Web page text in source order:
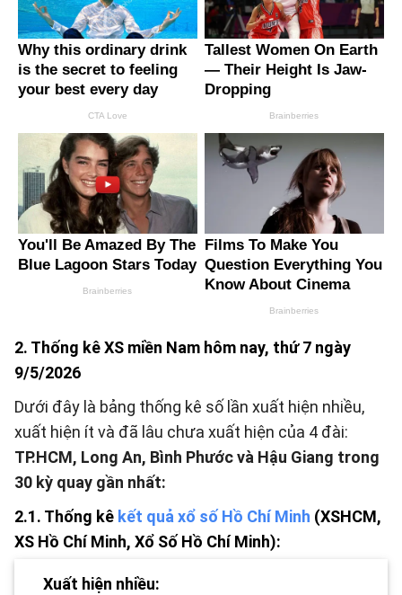
2. Thống kê XS miền Nam hôm nay, thứ 7 ngày
9/5/2026
Dưới đây là bảng thống kê số lần xuất hiện nhiều,
xuất hiện ít và đã lâu chưa xuất hiện của 4 đài:
TP.HCM, Long An, Bình Phước và Hậu Giang trong
30 kỳ quay gần nhất:
2.1. Thống kê kết quả xổ số Hồ Chí Minh (XSHCM,
XS Hồ Chí Minh, Xổ Số Hồ Chí Minh):
Xuất hiện nhiều: